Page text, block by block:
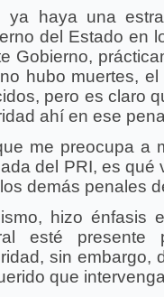
ya haya una
del Estado en
Gobierno,
hubo muertes,
pero es claro
ahí en ese
me preocupa a
del PRI, es
demás penales
hizo énfasis
esté
sin embargo,
que